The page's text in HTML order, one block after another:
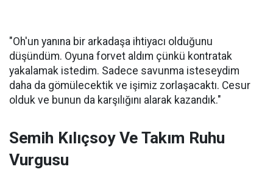
"Oh'un yanına bir arkadaşa ihtiyacı olduğunu
düşündüm. Oyuna forvet aldım çünkü kontratak
yakalamak istedim. Sadece savunma isteseydim
daha da gömülecektik ve işimiz zorlaşacaktı. Cesur
olduk ve bunun da karşılığını alarak kazandık."
Semih Kılıçsoy Ve Takım Ruhu
Vurgusu